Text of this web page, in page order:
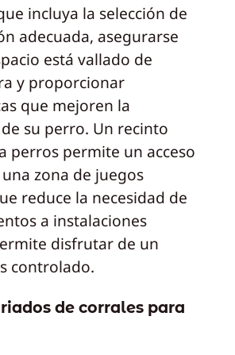
incluya la selección de
adecuada, asegurarse
está vallado de
y proporcionar
que mejoren la
su perro. Un recinto
perros permite un acceso
zona de juegos
reduce la necesidad de
a instalaciones
disfrutar de un
controlado.
de corrales para